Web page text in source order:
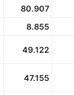
80.907
8.855
49.122
47.155